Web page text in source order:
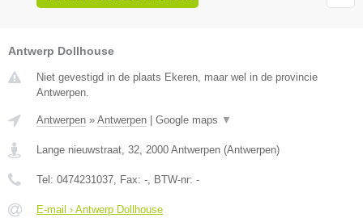
Antwerp Dollhouse
Niet gevestigd in de plaats Ekeren, maar wel in de provincie
Antwerpen.
Antwerpen » Antwerpen | Google maps ▼
Lange nieuwstraat, 32 2000 Antwerpen (Antwerpen)
Tel: 0474231037 , Fax: - , BTW-nr: -
E-mail › Antwerp Dollhouse